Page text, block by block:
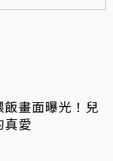
畫面曝光！兒
真愛